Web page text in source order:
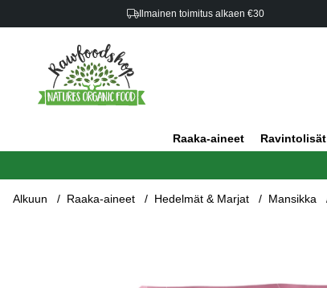
Ilmainen toimitus alkaen €30
Raaka-aineet Ravintolisät
Alkuun Raaka-aineet Hedelmät & Marjat Mansikka